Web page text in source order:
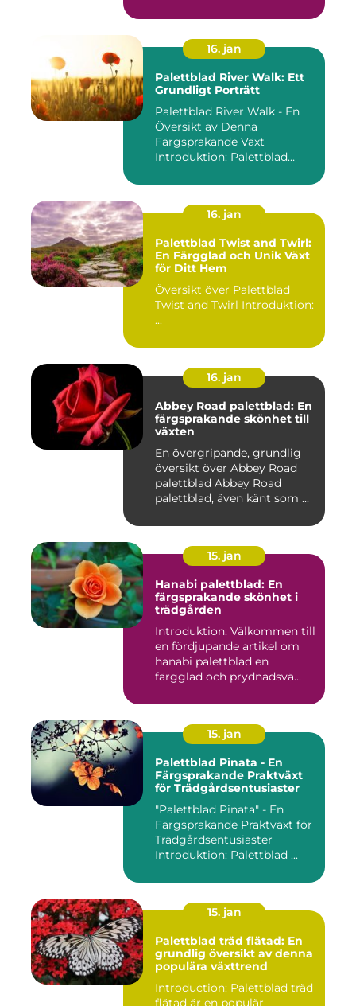
16. jan
Palettblad River Walk: Ett
Grundligt Porträtt
Palettblad River Walk - En
Översikt av Denna
Färgsprakande Växt
Introduktion: Palettblad
16. jan
Palettblad Twist and Twirl:
En Färgglad och Unik Växt
för Ditt Hem
Översikt över Palettblad
Twist and Twirl Introduktion:
...
16. jan
Abbey Road palettblad: En
färgsprakande skönhet till
växten
En övergripande, grundlig
översikt över Abbey Road
palettblad Abbey Road
palettblad, även känt som ...
15. jan
Hanabi palettblad: En
färgsprakande skönhet i
trädgården
Introduktion: Välkommen till
en fördjupande artikel om
hanabi palettblad en
färgglad och prydnadsvä...
15. jan
Palettblad Pinata - En
Färgsprakande Praktväxt
för Trädgårdsentusiaster
"Palettblad Pinata" - En
Färgsprakande Praktväxt för
Trädgårdsentusiaster
Introduktion: Palettblad ...
15. jan
Palettblad träd flätad: En
grundlig översikt av denna
populära växttrend
Introduction: Palettblad träd
flätad är en populär